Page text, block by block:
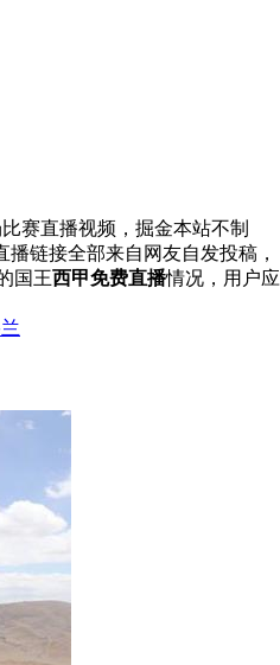
赛直播视频，掘金本站不制
链接全部来自网友自发投稿，
国王西甲免费直播情况，用户应